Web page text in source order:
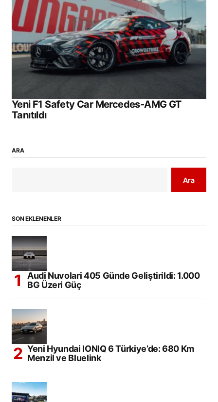
Yeni F1 Safety Car Mercedes-AMG GT
Tanıtıldı
ARA
Ara
SON EKLENENLER
Audi Nuvolari 405 Günde Geliştirildi: 1.000
BG Üzeri Güç
Yeni Hyundai IONIQ 6 Türkiye’de: 680 Km
Menzil ve Bluelink